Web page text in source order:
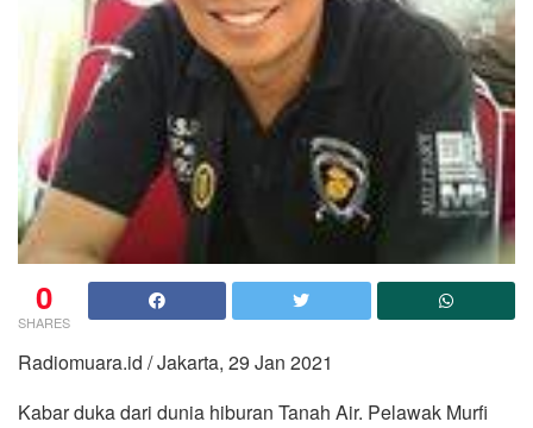
0
SHARES
Radiomuara.id / Jakarta, 29 Jan 2021
Kabar duka dari dunia hiburan Tanah Air. Pelawak Murfi